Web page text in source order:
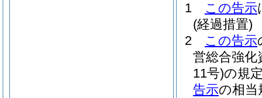
1
この告示
(経過措置)
2
この告示
営総合強化
11号)の規
告示の相当